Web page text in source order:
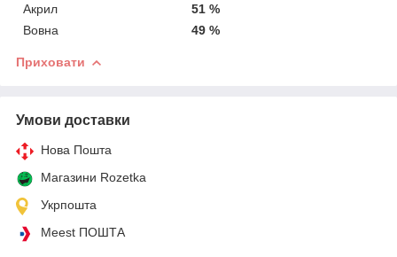
Акрил
51 %
Вовна
49 %
Приховати
Умови доставки
Нова Пошта
Магазини Rozetka
Укрпошта
Meest ПОШТА